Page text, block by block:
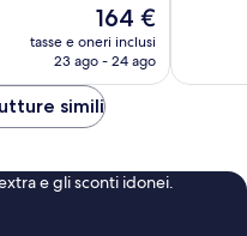
Il
prezzo
attuale
164 €
164 €
tasse e oneri inclusi
23 ago - 24 ago
simili
e gli sconti idonei.